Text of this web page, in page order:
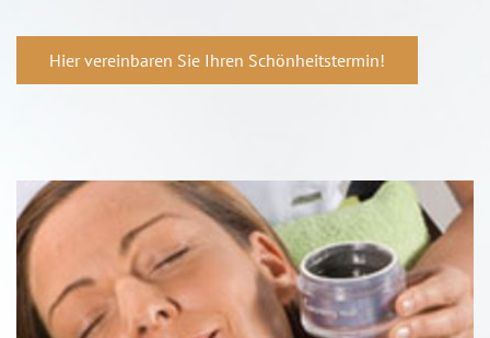
Hier vereinbaren Sie Ihren Schönheitstermin!